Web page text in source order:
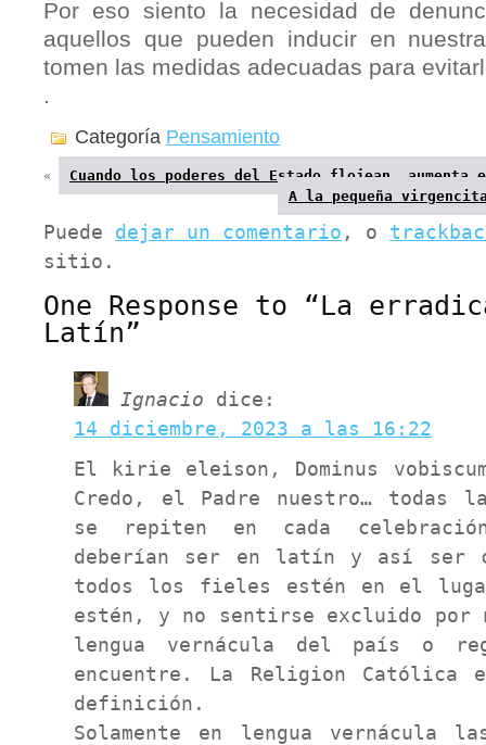
Por eso siento la necesidad de
aquellos que pueden inducir en
tomen las medidas adecuadas para
.
Categoría Pensamiento
«
Cuando los poderes del Estado flojean, aumenta
A la pequeña
Puede dejar un comentario , o
sitio.
One Response to “La
Latín”
Ignacio
dice:
14 diciembre, 2023 a las 16:22
El kirie eleison, Dominus
Credo, el Padre nuestro… todas
se repiten en cada
deberían ser en latín y así ser
todos los fieles estén en el
estén, y no sentirse excluido por
lengua vernácula del país o
encuentre. La Religion Católica
definición.
Solamente en lengua vernácula